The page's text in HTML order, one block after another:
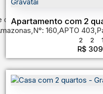
do Sul,Brasil
Apartamento com 2
Ferreiros - Gravataí
R$
,N°: 160,APTO 403,
2 2 1